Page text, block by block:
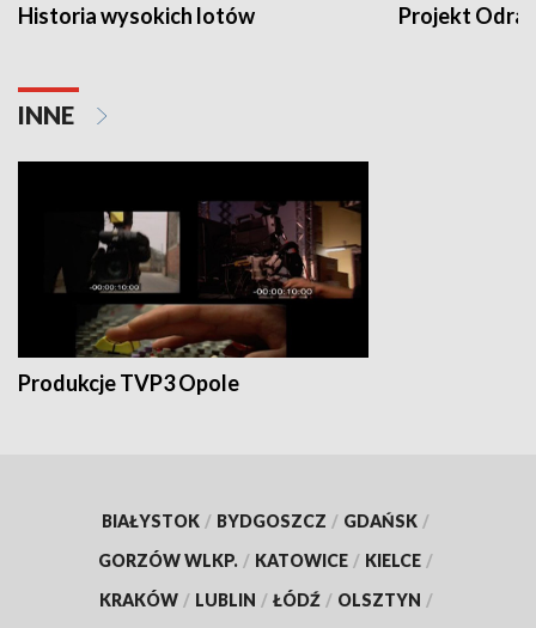
Historia wysokich lotów Projekt Odra
INNE
Produkcje TVP3 Opole
BIAŁYSTOK / BYDGOSZCZ / GDAŃSK /
GORZÓW WLKP. / KATOWICE / KIELCE /
KRAKÓW / LUBLIN / ŁÓDŹ / OLSZTYN /